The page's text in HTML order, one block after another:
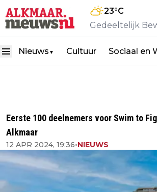
23°C
Gedeeltelijk
Nieuws ▼ Cultuur Sociaal en
Eerste 100 deelnemers voor Swim to
Alkmaar
12 APR 2024, 19:36•NIEUWS